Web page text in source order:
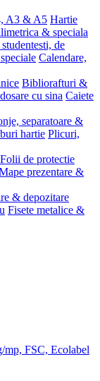
A3 & A5 Hartie
& speciala
de
Calendare,
Bibliorafturi &
cu sina Caiete
separatoare &
hartie Plicuri,
Folii de protectie
prezentare &
& depozitare
Fisete metalice &
mp, FSC, Ecolabel